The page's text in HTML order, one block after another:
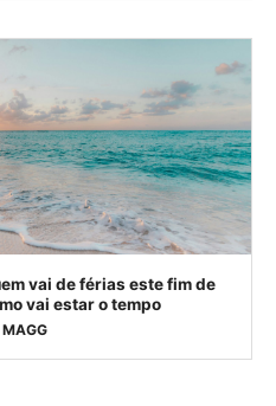
vai de férias este fim de
vai estar o tempo
MAGG